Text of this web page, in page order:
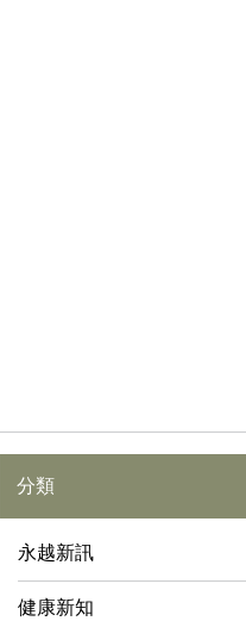
分類
永越新訊
健康新知